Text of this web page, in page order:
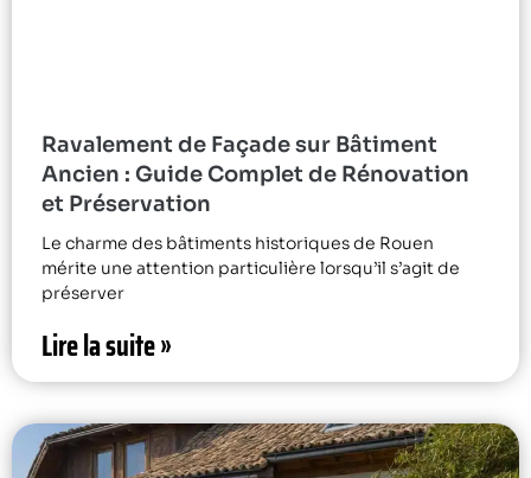
Ravalement de Façade sur Bâtiment
Ancien : Guide Complet de Rénovation
et Préservation
Le charme des bâtiments historiques de Rouen
mérite une attention particulière lorsqu’il s’agit de
préserver
Lire la suite »